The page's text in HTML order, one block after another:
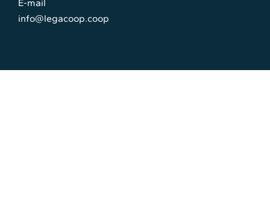
E-mail
info@legacoop.coop